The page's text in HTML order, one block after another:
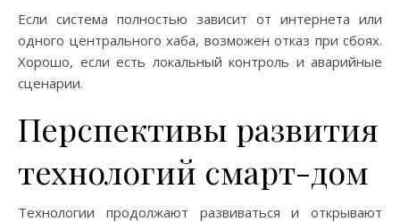
Если система полностью зависит от интернета или
одного центрального хаба, возможен отказ при сбоях.
Хорошо, если есть локальный контроль и аварийные
сценарии.
Перспективы развития
технологий смарт-дом
Технологии продолжают развиваться и открывают